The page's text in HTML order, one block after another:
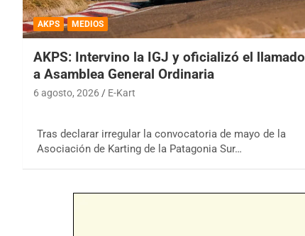
AKPS MEDIOS
AKPS: Intervino la IGJ y oficializó el llamado
a Asamblea General Ordinaria
6 agosto, 2026 E-Kart
Tras declarar irregular la convocatoria de mayo de la
Asociación de Karting de la Patagonia Sur…